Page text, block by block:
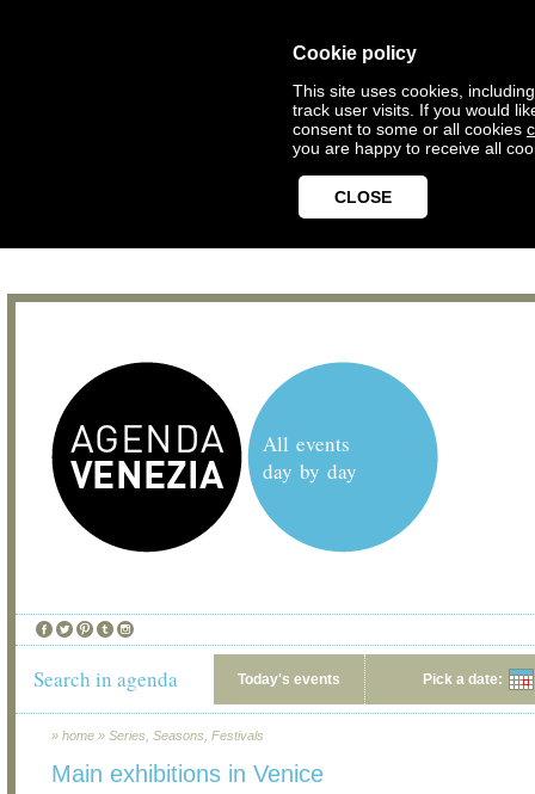
Cookie policy
This site uses cookies,
track user visits. If you would
consent to some or all cookies
you are happy to receive all
CLOSE
All events
day by day
Search in agenda Today's events Pick a date:
» home » Series, Seasons, Festivals
Main exhibitions in Venice